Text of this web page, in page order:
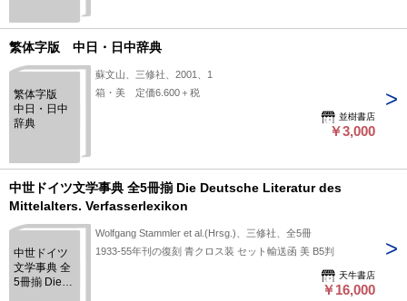
繁体字版 中日・日中辞典
繁体字版
中日・日中
辞典
蘇文山、三修社、2001、1
箱・美 定価6.600＋税
並樹書店
￥3,000
中世ドイツ文学事典 全5冊揃 Die Deutsche Literatur des
Mittelalters. Verfasserlexikon
中世ドイツ
文学事典 全
5冊揃 Die
Wolfgang Stammler et al.(Hrsg.)、三修社、全5冊
1933-55年刊の復刻 青クロス装 セット輸送函 美 B5判
天牛書店
￥16,000